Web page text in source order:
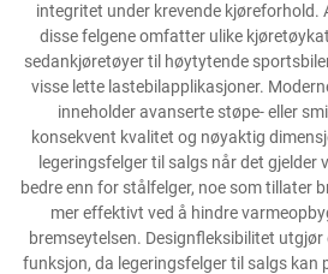
integritet under krevende kjøreforhold.
disse felgene omfatter ulike
sedankjøretøyer til høytytende
visse lette lastebilapplikasjoner.
inneholder avanserte støpe- eller
konsekvent kvalitet og nøyaktig
legeringsfelger til salgs når det gjelder
bedre enn for stålfelger, noe som tillater
mer effektivt ved å hindre
bremseytelsen. Designfleksibilitet
funksjon, da legeringsfelger til salgs kan